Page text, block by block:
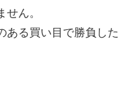
ん。
ある買い目で勝負した